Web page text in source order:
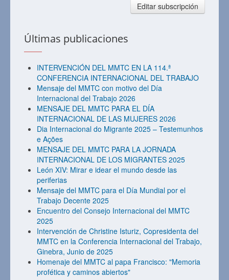
Editar subscripción
Últimas publicaciones
INTERVENCIÓN DEL MMTC EN LA 114.ª
CONFERENCIA INTERNACIONAL DEL TRABAJO
Mensaje del MMTC con motivo del Día
Internacional del Trabajo 2026
MENSAJE DEL MMTC PARA EL DÍA
INTERNACIONAL DE LAS MUJERES 2026
Dia Internacional do Migrante 2025 – Testemunhos
e Ações
MENSAJE DEL MMTC PARA LA JORNADA
INTERNACIONAL DE LOS MIGRANTES 2025
León XIV: Mirar e idear el mundo desde las
periferias
Mensaje del MMTC para el Día Mundial por el
Trabajo Decente 2025
Encuentro del Consejo Internacional del MMTC
2025
Intervención de Christine Isturiz, Copresidenta del
MMTC en la Conferencia Internacional del Trabajo,
Ginebra, Junio de 2025
Homenaje del MMTC al papa Francisco: "Memoria
profética y caminos abiertos"